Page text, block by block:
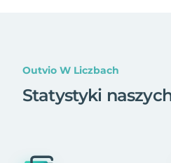
Outvio W Liczbach
Statystyki